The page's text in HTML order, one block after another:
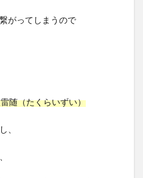
がってしまうので
随（たくらいずい）
、